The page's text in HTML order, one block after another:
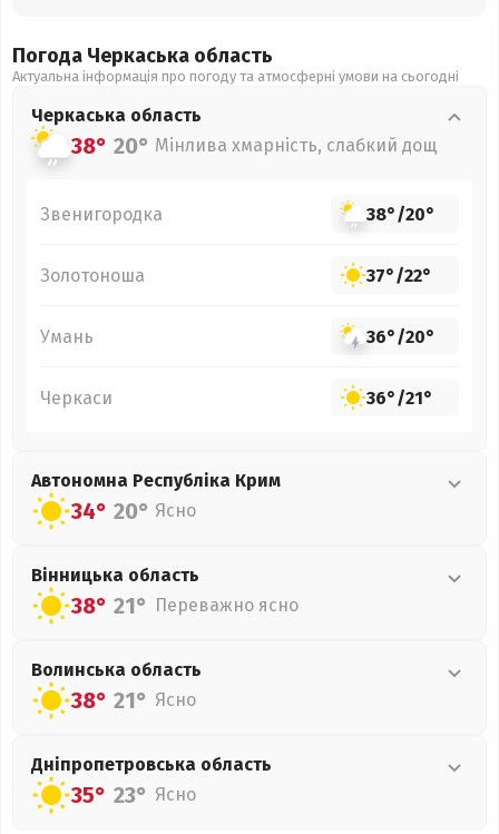
Погода Черкаська область
Актуальна інформація про погоду та атмосферні умови на сьогодні
Черкаська область
38° 20° Мінлива хмарність, слабкий дощ
Звенигородка 38°/20°
Золотоноша 37°/22°
Умань 36°/20°
Черкаси 36°/21°
Автономна Республіка Крим
34° 20° Ясно
Вінницька область
38° 21° Переважно ясно
Волинська область
38° 21° Ясно
Дніпропетровська область
35° 23° Ясно